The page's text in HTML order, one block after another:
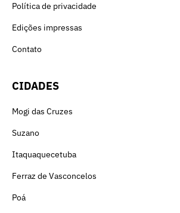
Política de privacidade
Edições impressas
Contato
CIDADES
Mogi das Cruzes
Suzano
Itaquaquecetuba
Ferraz de Vasconcelos
Poá